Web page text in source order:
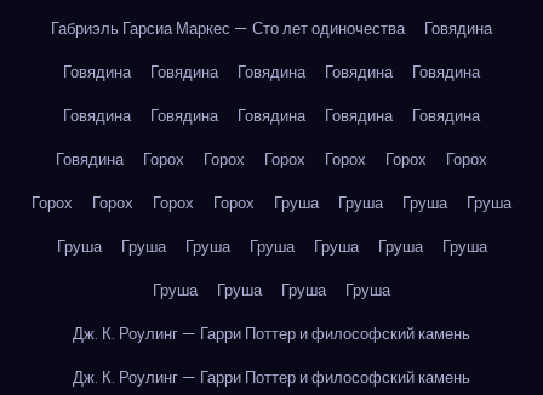
Габриэль Гарсиа Маркес — Сто лет одиночества
Говядина
Говядина
Говядина Говядина Говядина
Говядина
Говядина
Говядина Говядина Говядина
Говядина
Говядина
Горох Горох Горох Горох Горох
Горох
Горох
Горох Горох Горох Груша Груша Груша
Груша
Груша
Груша Груша Груша Груша Груша
Груша
Груша
Груша Груша
Груша
Дж. К. Роулинг — Гарри Поттер и философский камень
Дж. К. Роулинг — Гарри Поттер и философский камень